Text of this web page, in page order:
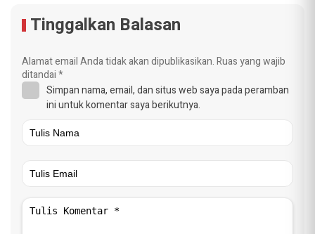
Tinggalkan Balasan
Alamat email Anda tidak akan dipublikasikan.Ruas yang wajib
ditandai*
Simpan nama, email, dan situs web saya pada peramban
ini untuk komentar saya berikutnya.